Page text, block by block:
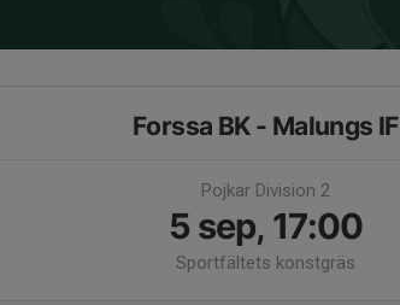
Forssa BK - Malungs IF
Pojkar Division 2
5 sep, 17:00
Sportfältets konstgräs